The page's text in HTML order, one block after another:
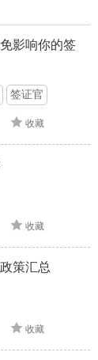
影响你的签
签证官
收藏
收藏
策汇总
收藏